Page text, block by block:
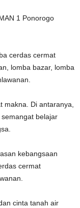
1 Ponorogo
cerdas cermat
lomba bazar, lomba
makna. Di antaranya,
belajar
kebangsaan
cermat
cinta tanah air